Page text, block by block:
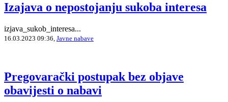
Izajava o nepostojanju sukoba interesa
izjava_sukob_interesa...
16.03.2023 09:36, Javne nabave
Pregovarački postupak bez objave
obavijesti o nabavi